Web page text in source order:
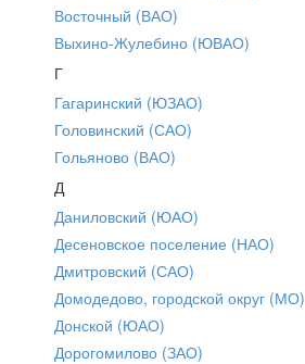
Восточный (ВАО)
Выхино-Жулебино (ЮВАО)
Г
Гагаринский (ЮЗАО)
Головинский (САО)
Гольяново (ВАО)
Д
Даниловский (ЮАО)
Десеновское поселение (НАО)
Дмитровский (САО)
Домодедово, городской округ (МО)
Донской (ЮАО)
Дорогомилово (ЗАО)